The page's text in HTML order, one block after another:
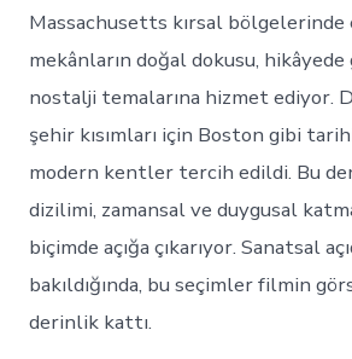
Massachusetts kırsal bölgelerinde
mekânların doğal dokusu,
nostalji temalarına hizmet ediyor.
şehir kısımları için Boston gibi
modern kentler tercih edildi. Bu
dizilimi, zamansal ve duygusal
biçimde açığa çıkarıyor. Sanatsal
bakıldığında, bu seçimler filmin
derinlik kattı.